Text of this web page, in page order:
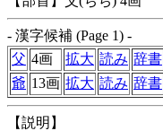
- 漢字候補 (Page 1) -
父 4画 拡大 読み 辞書
爺 13画 拡大 読み 辞書
【説明】